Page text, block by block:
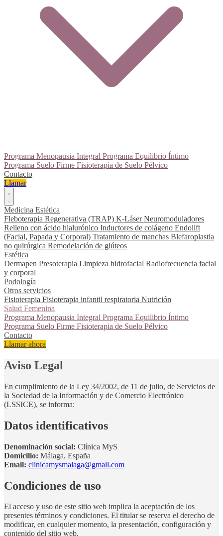
Programa Menopausia Integral Programa Equilibrio Íntimo
Programa Suelo Firme Fisioterapia de Suelo Pélvico
Contacto
Llamar
Medicina Estética
Fleboterapia Regenerativa (TRAP) K-LáserNeuromoduladores
Relleno con ácido hialurónico Inductores de colágeno Endolift
(Facial, Papada y Corporal) Tratamiento de manchas Blefaroplastia
no quirúrgica Remodelación de glúteos
Estética
Dermapen Presoterapia Limpieza hidrofacial Radiofrecuencia facial
y corporal
Podología
Otros servicios
Fisioterapia Fisioterapia infantil respiratoria Nutrición
Salud Femenina
Programa Menopausia Integral Programa Equilibrio Íntimo
Programa Suelo Firme Fisioterapia de Suelo Pélvico
Contacto
Llamar ahora
Aviso Legal
En cumplimiento de la Ley 34/2002, de 11 de julio, de Servicios de
la Sociedad de la Información y de Comercio Electrónico
(LSSICE), se informa:
Datos identificativos
Denominación social: Clínica MyS
Domicilio: Málaga, España
Email: clinicamysmalaga@gmail.com
Condiciones de uso
El acceso y uso de este sitio web implica la aceptación de los
presentes términos y condiciones. El titular se reserva el derecho de
modificar, en cualquier momento, la presentación, configuración y
contenido del sitio web.